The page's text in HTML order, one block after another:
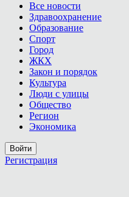
Все новости
Здравоохранение
Образование
Спорт
Город
ЖКХ
Закон и порядок
Культура
Люди с улицы
Общество
Регион
Экономика
Войти
Регистрация